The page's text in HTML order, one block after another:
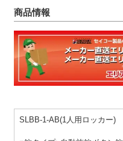
商品情報
SLBB-1-AB(1人用ロッカー)